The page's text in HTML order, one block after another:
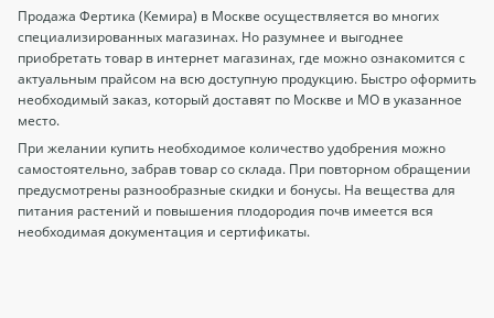
Продажа Фертика (Кемира) в Москве осуществляется во многих
специализированных магазинах. Но разумнее и выгоднее
приобретать товар в интернет магазинах, где можно ознакомится с
актуальным прайсом на всю доступную продукцию. Быстро оформить
необходимый заказ, который доставят по Москве и МО в указанное
место.
При желании купить необходимое количество удобрения можно
самостоятельно, забрав товар со склада. При повторном обращении
предусмотрены разнообразные скидки и бонусы. На вещества для
питания растений и повышения плодородия почв имеется вся
необходимая документация и сертификаты.